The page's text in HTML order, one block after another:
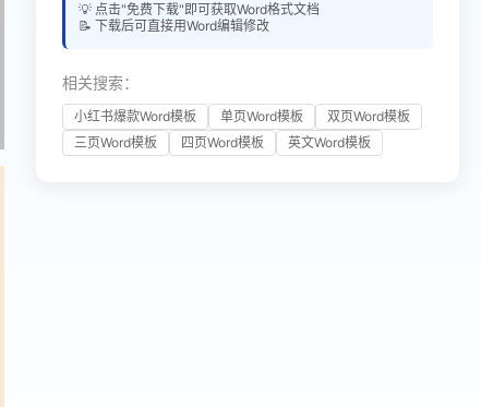
💡 点击"免费下载"即可获取Word格式文档
📝 下载后可直接用Word编辑修改
相关搜索：
小红书爆款Word模板 单页Word模板
双页Word模板
三页Word模板
四页Word模板 英文Word模板